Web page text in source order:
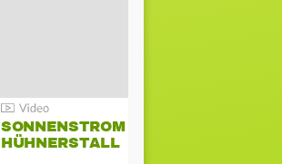
SONNENSTROM IM
HÜHNERSTALL